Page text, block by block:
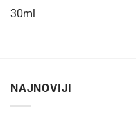
30ml
NAJNOVIJI